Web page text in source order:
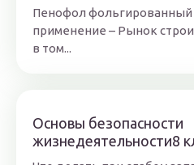
Пенофол фольгированный
применение – Рынок
в том...
Основы безопасности
жизнедеятельности8